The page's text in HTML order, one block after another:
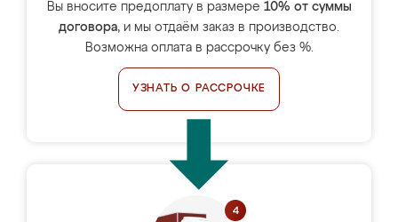
Вы вносите предоплату в размере 10% от суммы
договора, и мы отдаём заказ в производство.
Возможна оплата в рассрочку без %.
УЗНАТЬ О РАССРОЧКЕ